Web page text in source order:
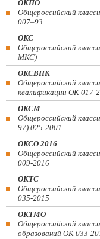
ОКПО
Общероссийский
007–93
ОКС
Общероссийский
МКС)
ОКСВНК
Общероссийский
квалификации ОК 017-
ОКСМ
Общероссийский
97) 025-2001
ОКСО 2016
Общероссийский
009-2016
ОКТС
Общероссийский
035-2015
ОКТМО
Общероссийский
образований ОК 033-